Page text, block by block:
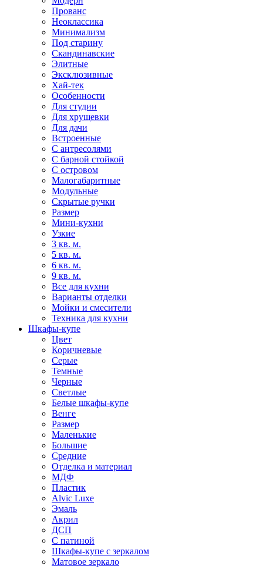
Прованс
Неоклассика
Минимализм
Под старину
Скандинавские
Элитные
Эксклюзивные
Хай-тек
Особенности
Для студии
Для хрущевки
Для дачи
Встроенные
С антресолями
С барной стойкой
С островом
Малогабаритные
Модульные
Скрытые ручки
Размер
Мини-кухни
Узкие
3 кв. м.
5 кв. м.
6 кв. м.
9 кв. м.
Все для кухни
Варианты отделки
Мойки и смесители
Техника для кухни
Шкафы-купе
Цвет
Коричневые
Серые
Темные
Черные
Светлые
Белые шкафы-купе
Венге
Размер
Маленькие
Большие
Средние
Отделка и материал
МДФ
Пластик
Alvic Luxe
Эмаль
Акрил
ДСП
С патиной
Шкафы-купе с зеркалом
Матовое зеркало